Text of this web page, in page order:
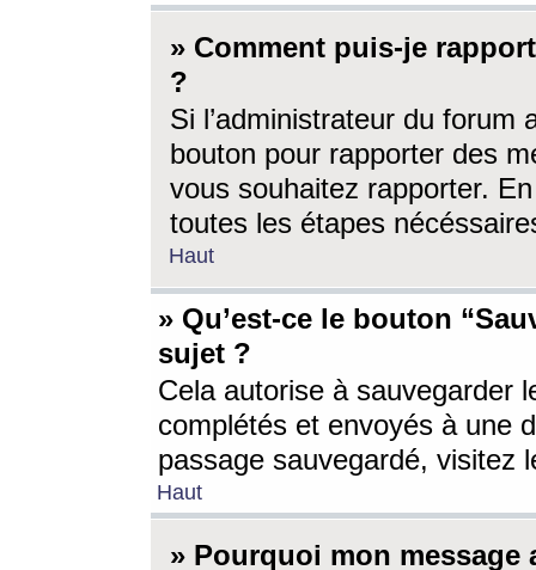
» Comment puis-je
?
Si l’administrateur du forum
bouton pour rapporter des
vous souhaitez rapporter.
toutes les étapes
Haut
» Qu’est-ce le bouton
sujet ?
Cela autorise à sauvegarder
complétés et envoyés à une
passage sauvegardé, visitez
Haut
» Pourquoi mon message